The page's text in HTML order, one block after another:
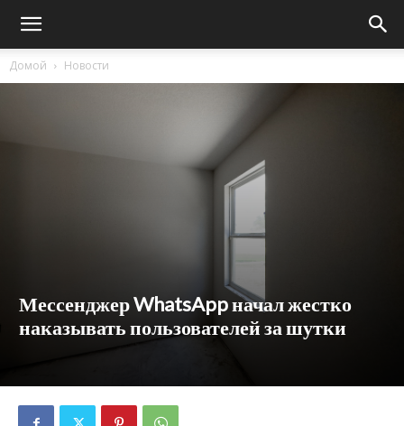
Домой Новости
Мессенджер WhatsApp начал жестко
наказывать пользователей за шутки